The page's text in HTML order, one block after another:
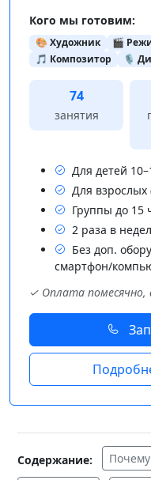
Кого мы готовим:
🎨 Художник 🎬
🎵 Композитор
🎙️
74
занятия
Для детей
Для
Группы до 15
2 раза в
Без доп.
смартфон/
✓ Оплата помесячно,
Содержание: